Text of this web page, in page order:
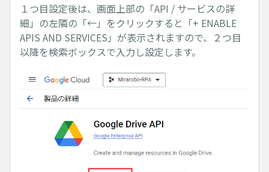
１つ目設定後は、画面上部の「API / サービスの詳
細」の左隣の「←」をクリックすると「+ ENABLE
APIS AND SERVICES」が表示されますので、２つ目
以降を検索ボックスで入力し設定します。